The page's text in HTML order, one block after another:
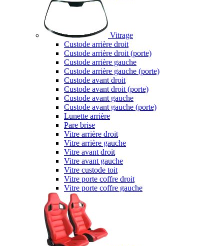
Vitrage
Custode arrière droit
Custode arrière droit (porte)
Custode arrière gauche
Custode arrière gauche (porte)
Custode avant droit
Custode avant droit (porte)
Custode avant gauche
Custode avant gauche (porte)
Lunette arrière
Pare brise
Vitre arrière droit
Vitre arrière gauche
Vitre avant droit
Vitre avant gauche
Vitre custode toit
Vitre porte coffre droit
Vitre porte coffre gauche